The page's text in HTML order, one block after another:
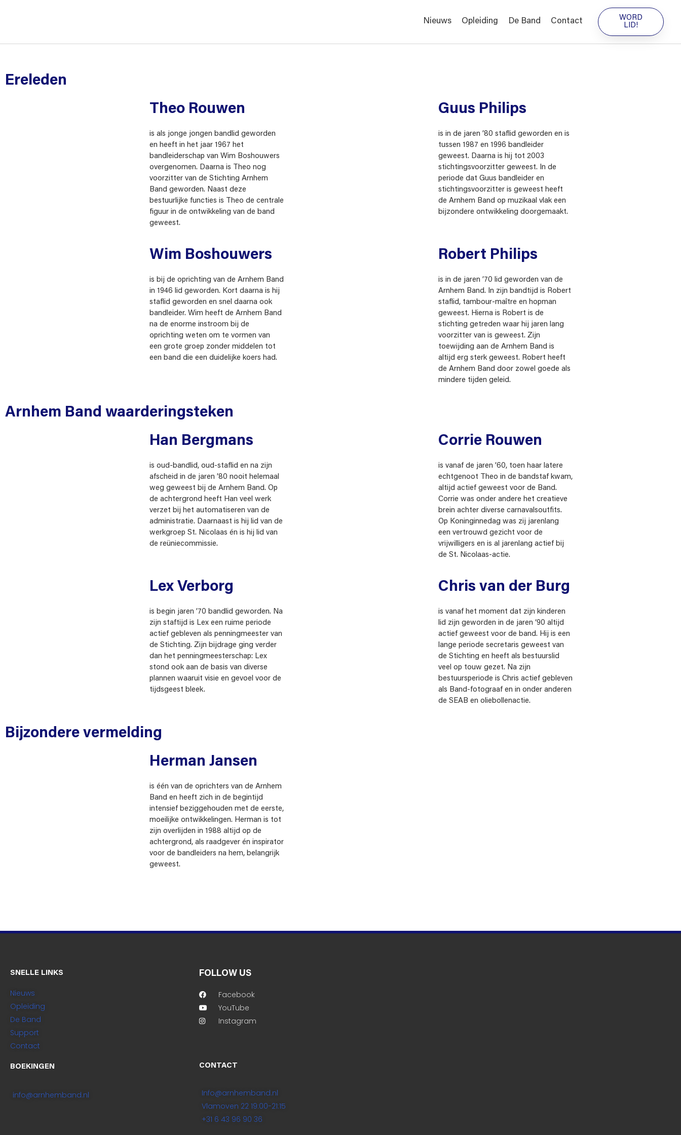
Nieuws Opleiding De Band Contact
WORD
LID!
Ereleden
Theo Rouwen
is als jonge jongen bandlid geworden
en heeft in het jaar 1967 het
bandleiderschap van Wim Boshouwers
overgenomen. Daarna is Theo nog
voorzitter van de Stichting Arnhem
Band geworden. Naast deze
bestuurlijke functies is Theo de centrale
figuur in de ontwikkeling van de band
geweest.
Guus Philips
is in de jaren ’80 staflid geworden en is
tussen 1987 en 1996 bandleider
geweest. Daarna is hij tot 2003
stichtingsvoorzitter geweest. In de
periode dat Guus bandleider en
stichtingsvoorzitter is geweest heeft
de Arnhem Band op muzikaal vlak een
bijzondere ontwikkeling doorgemaakt.
Wim Boshouwers
is bij de oprichting van de Arnhem Band
in 1946 lid geworden. Kort daarna is hij
staflid geworden en snel daarna ook
bandleider. Wim heeft de Arnhem Band
na de enorme instroom bij de
oprichting weten om te vormen van
een grote groep zonder middelen tot
een band die een duidelijke koers had.
Robert Philips
is in de jaren ’70 lid geworden van de
Arnhem Band. In zijn bandtijd is Robert
staflid, tambour-maître en hopman
geweest. Hierna is Robert is de
stichting getreden waar hij jaren lang
voorzitter van is geweest. Zijn
toewijding aan de Arnhem Band is
altijd erg sterk geweest. Robert heeft
de Arnhem Band door zowel goede als
mindere tijden geleid.
Arnhem Band waarderingsteken
Han Bergmans
is oud-bandlid, oud-staflid en na zijn
afscheid in de jaren ’80 nooit helemaal
weg geweest bij de Arnhem Band. Op
de achtergrond heeft Han veel werk
verzet bij het automatiseren van de
administratie. Daarnaast is hij lid van de
werkgroep St. Nicolaas én is hij lid van
de reüniecommissie.
Corrie Rouwen
is vanaf de jaren ’60, toen haar latere
echtgenoot Theo in de bandstaf kwam,
altijd actief geweest voor de Band.
Corrie was onder andere het creatieve
brein achter diverse carnavalsoutfits.
Op Koninginnedag was zij jarenlang
een vertrouwd gezicht voor de
vrijwilligers en is al jarenlang actief bij
de St. Nicolaas-actie.
Lex Verborg
is begin jaren ’70 bandlid geworden. Na
zijn staftijd is Lex een ruime periode
actief gebleven als penningmeester van
de Stichting. Zijn bijdrage ging verder
dan het penningmeesterschap: Lex
stond ook aan de basis van diverse
plannen waaruit visie en gevoel voor de
tijdsgeest bleek.
Chris van der Burg
is vanaf het moment dat zijn kinderen
lid zijn geworden in de jaren ‘90 altijd
actief geweest voor de band. Hij is een
lange periode secretaris geweest van
de Stichting en heeft als bestuurslid
veel op touw gezet. Na zijn
bestuursperiode is Chris actief gebleven
als Band-fotograaf en in onder anderen
de SEAB en oliebollenactie.
Bijzondere vermelding
Herman Jansen
is één van de oprichters van de Arnhem
Band en heeft zich in de begintijd
intensief beziggehouden met de eerste,
moeilijke ontwikkelingen. Herman is tot
zijn overlijden in 1988 altijd op de
achtergrond, als raadgever én inspirator
voor de bandleiders na hem, belangrijk
geweest.
SNELLE LINKS
Nieuws
Opleiding
De Band
Support
Contact
FOLLOW US
Facebook
YouTube
Instagram
BOEKINGEN
info@arnhemband.nl
CONTACT
Info@arnhemband.nl
Vlamoven 22 19:00-21:15
+31 6 43 96 90 36